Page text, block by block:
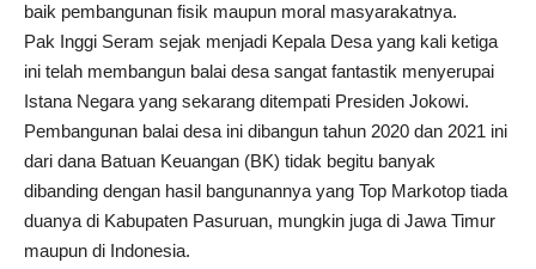
baik pembangunan fisik maupun moral masyarakatnya.
Pak Inggi Seram sejak menjadi Kepala Desa yang kali ketiga
ini telah membangun balai desa sangat fantastik menyerupai
Istana Negara yang sekarang ditempati Presiden Jokowi.
Pembangunan balai desa ini dibangun tahun 2020 dan 2021 ini
dari dana Batuan Keuangan (BK) tidak begitu banyak
dibanding dengan hasil bangunannya yang Top Markotop tiada
duanya di Kabupaten Pasuruan, mungkin juga di Jawa Timur
maupun di Indonesia.